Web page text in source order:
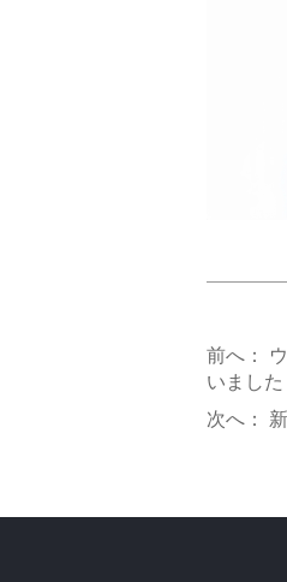
前へ：
いました
次へ：